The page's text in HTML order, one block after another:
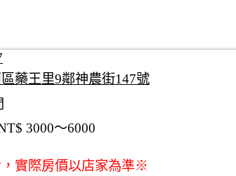
藥王里9鄰神農街147號
3000～6000
實際房價以店家為準※